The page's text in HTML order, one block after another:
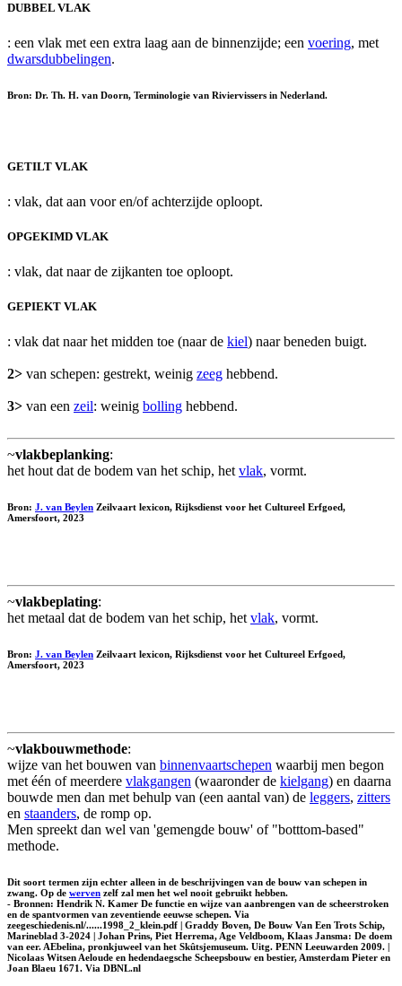
DUBBEL VLAK
: een vlak met een extra laag aan de binnenzijde; een voering, met
dwarsdubbelingen.
Bron: Dr. Th. H. van Doorn, Terminologie van Riviervissers in Nederland.
GETILT VLAK
: vlak, dat aan voor en/of achterzijde oploopt.
OPGEKIMD VLAK
: vlak, dat naar de zijkanten toe oploopt.
GEPIEKT VLAK
: vlak dat naar het midden toe (naar de kiel) naar beneden buigt.
2> van schepen: gestrekt, weinig zeeg hebbend.
3> van een zeil: weinig bolling hebbend.
~vlakbeplanking:
het hout dat de bodem van het schip, het vlak, vormt.
Bron: J. van Beylen Zeilvaart lexicon, Rijksdienst voor het Cultureel Erfgoed,
Amersfoort, 2023
~vlakbeplating:
het metaal dat de bodem van het schip, het vlak, vormt.
Bron: J. van Beylen Zeilvaart lexicon, Rijksdienst voor het Cultureel Erfgoed,
Amersfoort, 2023
~vlakbouwmethode:
wijze van het bouwen van binnenvaartschepen waarbij men begon
met één of meerdere vlakgangen (waaronder de kielgang) en daarna
bouwde men dan met behulp van (een aantal van) de leggers, zitters
en staanders, de romp op.
Men spreekt dan wel van 'gemengde bouw' of "botttom-based"
methode.
Dit soort termen zijn echter alleen in de beschrijvingen van de bouw van schepen in
zwang. Op de werven zelf zal men het wel nooit gebruikt hebben.
- Bronnen: Hendrik N. Kamer De functie en wijze van aanbrengen van de scheerstroken
en de spantvormen van zeventiende eeuwse schepen. Via
zeegeschiedenis.nl/......1998_2_klein.pdf | Graddy Boven, De Bouw Van Een Trots Schip,
Marineblad 3-2024 | Johan Prins, Piet Herrema, Age Veldboom, Klaas Jansma: De doem
van eer. AEbelina, pronkjuweel van het Skûtsjemuseum. Uitg. PENN Leeuwarden 2009. |
Nicolaas Witsen Aeloude en hedendaegsche Scheepsbouw en bestier, Amsterdam Pieter en
Joan Blaeu 1671. Via DBNL.nl